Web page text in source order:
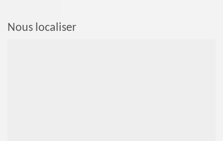
Nous localiser